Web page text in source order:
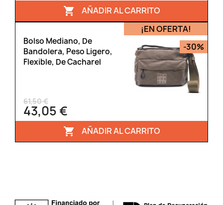
 AÑADIR AL CARRITO
Bolso Mediano, De
Bandolera, Peso Ligero,
Flexible, De Cacharel
61,50 €
43,05 €
¡EN OFERTA!
-30%
 AÑADIR AL CARRITO